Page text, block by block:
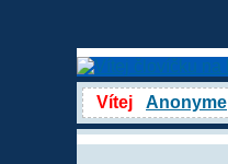
Vítej Anonyme